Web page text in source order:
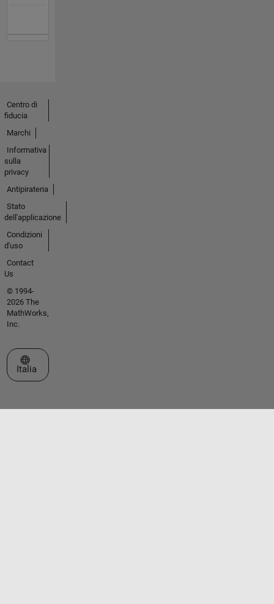
Centro di
fiducia
Marchi
Informativa
sulla
privacy
Antipirateria
Stato
dell'applicazione
Condizioni
d'uso
Contact
Us
© 1994-
2026 The
MathWorks,
Inc.
Seleziona un sito web
Italia